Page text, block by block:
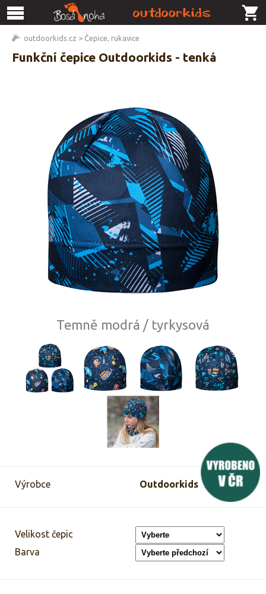
outdoorkids.cz > Čepice, rukavice
Funkční čepice Outdoorkids - tenká
Temně modrá / tyrkysová
Výrobce Outdoorkids
Velikost čepic
Barva